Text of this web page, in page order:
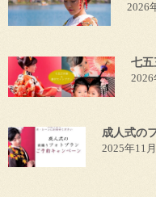
2026
七
2026
成人式の
2025年11